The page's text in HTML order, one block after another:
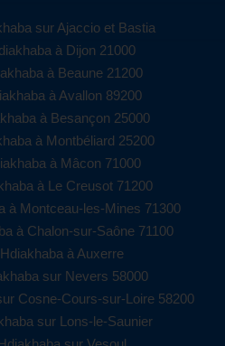
sur Ajaccio et Bastia
à Dijon 21000
à Beaune 21200
à Avallon 89200
à Besançon 25000
à Montbéliard 25200
à Mâcon 71000
à Le Creusot 71200
à Montceau-les-Mines 71300
à Chalon-sur-Saône 71100
à Auxerre
sur Nevers 58000
Cosne-Cours-sur-Loire 58200
sur Lons-le-Saunier